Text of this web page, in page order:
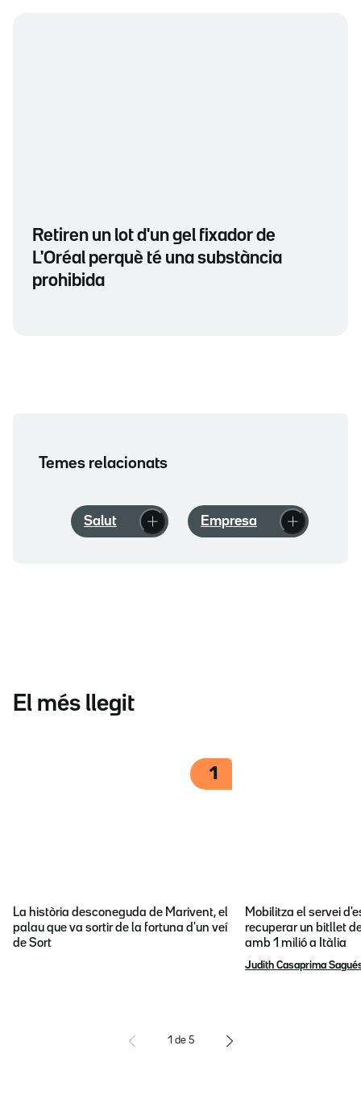
Retiren un lot d'un gel fixador de
L'Oréal perquè té una substància
prohibida
Temes relacionats
Salut Empresa
El més llegit
1
La història desconeguda de Marivent, el
palau que va sortir de la fortuna d'un veí
de Sort
Mobilitza el servei
recuperar un bitllet
amb 1 milió a Itàlia
Judith Casaprima
1 de 5